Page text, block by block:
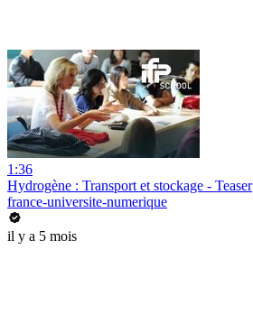
1:36
Hydrogène : Transport et stockage - Teaser
france-universite-numerique
il y a 5 mois